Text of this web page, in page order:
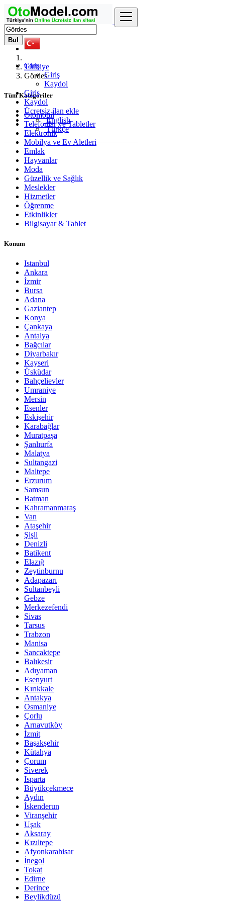
Giriş
Giriş
Kaydol
Giriş
Kaydol
Ücretsiz ilan ekle
English
Türkçe
Bul
Türkiye
Gördes
Tüm Kategoriler
Otomobil
Telefonlar ve Tabletler
Elektronik
Mobilya ve Ev Aletleri
Emlak
Hayvanlar
Moda
Güzellik ve Sağlık
Meslekler
Hizmetler
Öğrenme
Etkinlikler
Bilgisayar & Tablet
Konum
Istanbul
Ankara
İzmir
Bursa
Adana
Gaziantep
Konya
Çankaya
Antalya
Bağcılar
Diyarbakır
Kayseri
Üsküdar
Bahçelievler
Umraniye
Mersin
Esenler
Eskişehir
Karabağlar
Muratpaşa
Şanlıurfa
Malatya
Sultangazi
Maltepe
Erzurum
Samsun
Batman
Kahramanmaraş
Van
Ataşehir
Şişli
Denizli
Batikent
Elazığ
Zeytinburnu
Adapazarı
Sultanbeyli
Gebze
Merkezefendi
Sivas
Tarsus
Trabzon
Manisa
Sancaktepe
Balıkesir
Adıyaman
Esenyurt
Kırıkkale
Antakya
Osmaniye
Çorlu
Arnavutköy
İzmit
Başakşehir
Kütahya
Çorum
Siverek
Isparta
Büyükçekmece
Aydın
İskenderun
Viranşehir
Uşak
Aksaray
Kızıltepe
Afyonkarahisar
İnegol
Tokat
Edirne
Derince
Beylikdüzü